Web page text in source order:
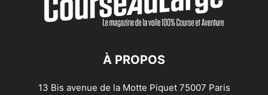
À PROPOS
13 Bis avenue de la Motte Piquet 75007 Paris